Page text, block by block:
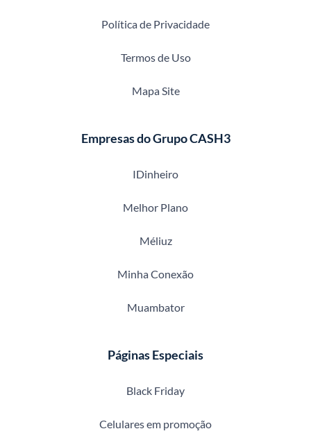
Política de Privacidade
Termos de Uso
Mapa Site
Empresas do Grupo CASH3
IDinheiro
Melhor Plano
Méliuz
Minha Conexão
Muambator
Páginas Especiais
Black Friday
Celulares em promoção